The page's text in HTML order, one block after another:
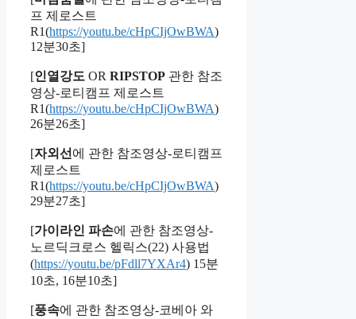
프 제로스트
R1(https://youtu.be/cHpCIjOwBWA)
12분30초]
[인열강도 OR RIPSTOP 관한 참조
영상-로티캠프 제로스트
R1(https://youtu.be/cHpCIjOwBWA)
26분26초]
[자외선 에 관한 참조영상-로티캠프
제로스트
R1(https://youtu.be/cHpCIjOwBWA)
29분27초]
[가이라인 파손에 관한 참조영상-
노르딕크로스 헬릭스(22) 사용법
(https://youtu.be/pFdll7YXAr4) 15분
10초, 16분10초]
[풍속에 관한 참조영상-코베아 와